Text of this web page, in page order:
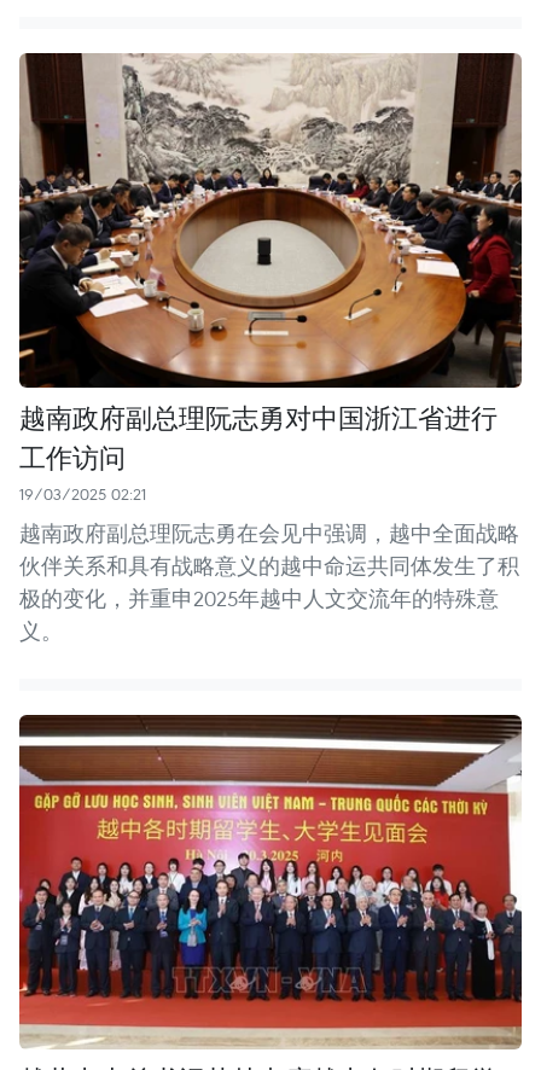
越南政府副总理阮志勇对中国浙江省进行
工作访问
19/03/2025 02:21
越南政府副总理阮志勇在会见中强调，越中全面战略
伙伴关系和具有战略意义的越中命运共同体发生了积
极的变化，并重申2025年越中人文交流年的特殊意
义。